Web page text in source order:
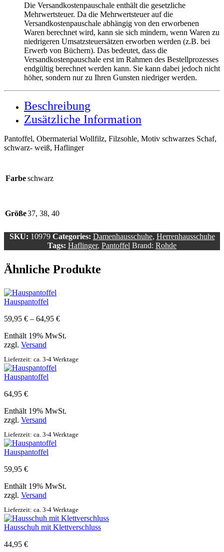
Die Versandkostenpauschale enthält die gesetzliche
Mehrwertsteuer. Da die Mehrwertsteuer auf die
Versandkostenpauschale abhängig von den erworbenen
Waren berechnet wird, kann sie sich mindern, wenn Waren zu
niedrigeren Umsatzsteuersätzen erworben werden (z.B. bei
Erwerb von Büchern). Das bedeutet, dass die
Versandkostenpauschale erst im Rahmen des Bestellprozesses
endgültig berechnet werden kann. Sie kann dabei jedoch nicht
höher, sondern nur zu Ihren Gunsten niedriger werden.
Beschreibung
Zusätzliche Information
Pantoffel, Obermaterial Wollfilz, Filzsohle, Motiv schwarzes Schaf,
schwarz- weiß, Haflinger
Farbeschwarz
Größe37, 38, 40
SKU: 10979 Categories: Damenhausschuhe, Herrenhausschuhe
Tags: Haflinger, Pantoffel Brand: Rohde
Ähnliche Produkte
Hauspantoffel
59,95 € – 64,95 €Preisspanne:
bis
Enthält 19% MwSt.
zzgl. Versand
Lieferzeit: ca. 3-4 Werktage
Hauspantoffel
64,95 €
Enthält 19% MwSt.
zzgl. Versand
Lieferzeit: ca. 3-4 Werktage
Hauspantoffel
59,95 €
Enthält 19% MwSt.
zzgl. Versand
Lieferzeit: ca. 3-4 Werktage
Hausschuh mit Klettverschluss
44,95 €